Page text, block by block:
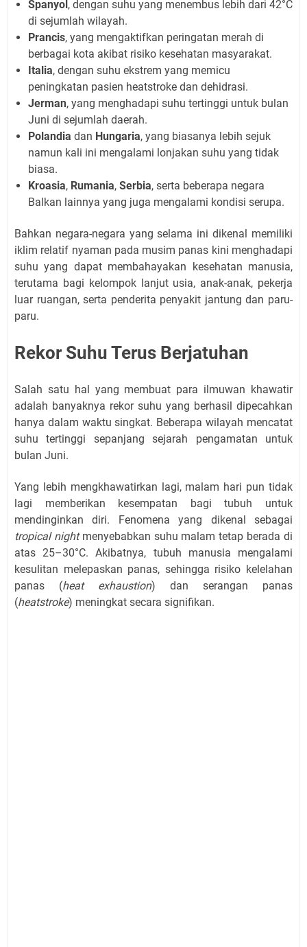
Spanyol , dengan suhu yang menembus lebih dari 42°C
di sejumlah wilayah.
Prancis, yang mengaktifkan peringatan merah di
berbagai kota akibat risiko kesehatan masyarakat.
Italia, dengan suhu ekstrem yang memicu
peningkatan pasien heatstroke dan dehidrasi.
Jerman, yang menghadapi suhu tertinggi untuk bulan
Juni di sejumlah daerah.
Polandia dan Hungaria, yang biasanya lebih sejuk
namun kali ini mengalami lonjakan suhu yang tidak
biasa.
Kroasia, Rumania, Serbia, serta beberapa negara
Balkan lainnya yang juga mengalami kondisi serupa.
Bahkan negara-negara yang selama ini dikenal memiliki
iklim relatif nyaman pada musim panas kini menghadapi
suhu yang dapat membahayakan kesehatan manusia,
terutama bagi kelompok lanjut usia, anak-anak, pekerja
luar ruangan, serta penderita penyakit jantung dan paru-
paru.
Rekor Suhu Terus Berjatuhan
Salah satu hal yang membuat para ilmuwan khawatir
adalah banyaknya rekor suhu yang berhasil dipecahkan
hanya dalam waktu singkat. Beberapa wilayah mencatat
suhu tertinggi sepanjang sejarah pengamatan untuk
bulan Juni.
Yang lebih mengkhawatirkan lagi, malam hari pun tidak
lagi memberikan kesempatan bagi tubuh untuk
mendinginkan diri. Fenomena yang dikenal sebagai
tropical nightmenyebabkan suhu malam tetap berada di
atas 25–30°C. Akibatnya, tubuh manusia mengalami
kesulitan melepaskan panas, sehingga risiko kelelahan
panas (heat exhaustion) dan serangan panas
(heatstroke) meningkat secara signifikan.